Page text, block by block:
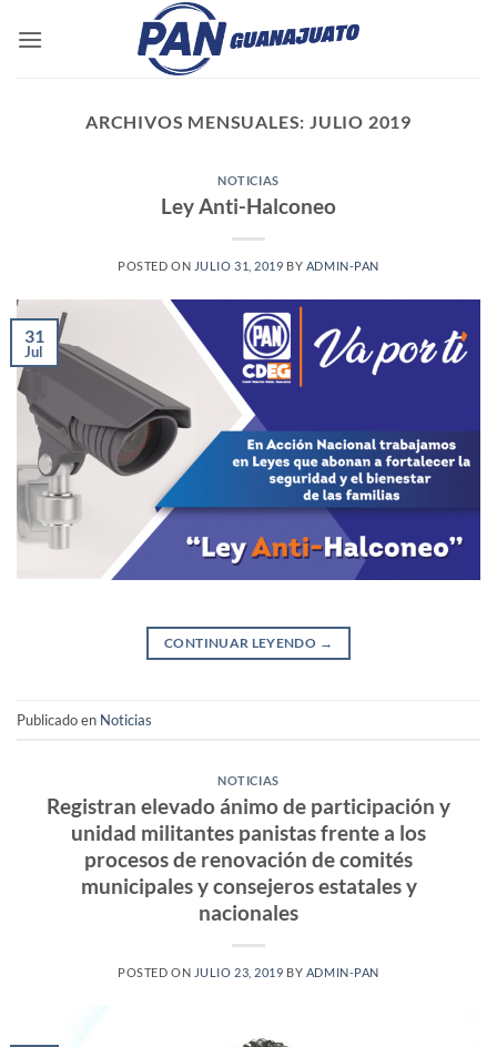
ARCHIVOS MENSUALES: JULIO 2019
NOTICIAS
Ley Anti-Halconeo
POSTED ON JULIO 31, 2019 BY ADMIN-PAN
31
Jul
CONTINUAR LEYENDO →
Publicado en Noticias
NOTICIAS
Registran elevado ánimo de participación y
unidad militantes panistas frente a los
procesos de renovación de comités
municipales y consejeros estatales y
nacionales
POSTED ON JULIO 23, 2019 BY ADMIN-PAN